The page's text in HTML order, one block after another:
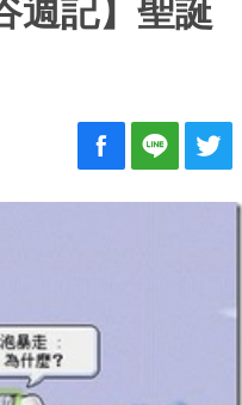
週記】聖誕